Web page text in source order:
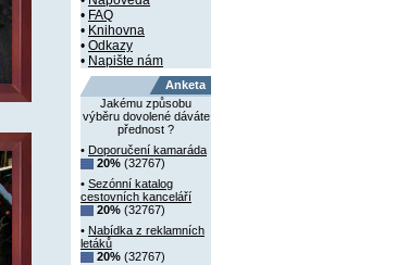
• FAQ
• Knihovna
• Odkazy
• Napište nám
Anketa
Jakému způsobu
výběru dovolené dáváte
přednost ?
• Doporučení kamaráda
20% (32767)
• Sezónní katalog
cestovních kanceláří
20% (32767)
• Nabídka z reklamních
letáků
20% (32767)